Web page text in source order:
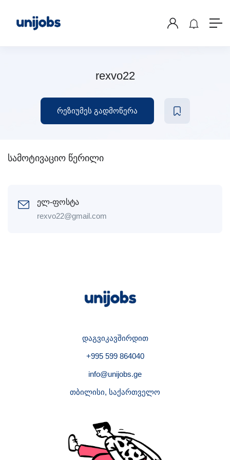
rexvo22
რეზიუმეს გადმოწერა
სამოტივაციო წერილი
ელ-ფოსტა
rexvo22@gmail.com
დაგვიკავშირდით
+995 599 864040
info@unijobs.ge
თბილისი, საქართველო